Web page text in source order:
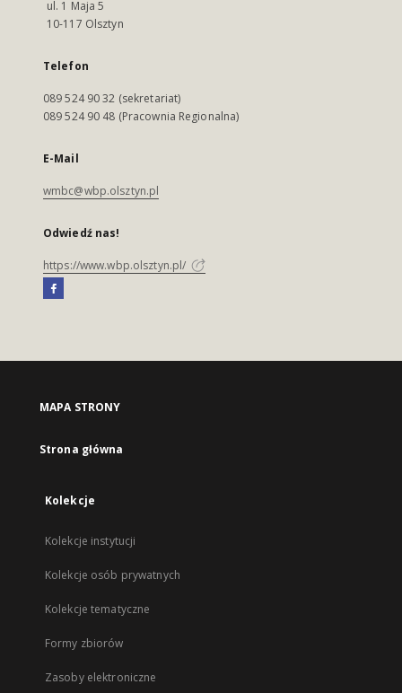
ul. 1 Maja 5
10-117 Olsztyn
Telefon
089 524 90 32 (sekretariat)
089 524 90 48 (Pracownia Regionalna)
E-Mail
wmbc@wbp.olsztyn.pl
Odwiedź nas!
https://www.wbp.olsztyn.pl/
MAPA STRONY
Strona główna
Kolekcje
Kolekcje instytucji
Kolekcje osób prywatnych
Kolekcje tematyczne
Formy zbiorów
Zasoby elektroniczne